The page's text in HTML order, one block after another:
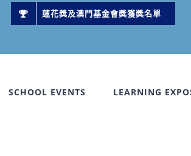
蓮花獎及澳門基金會獎獲獎名單
SCHOOL EVENTS LEARNING